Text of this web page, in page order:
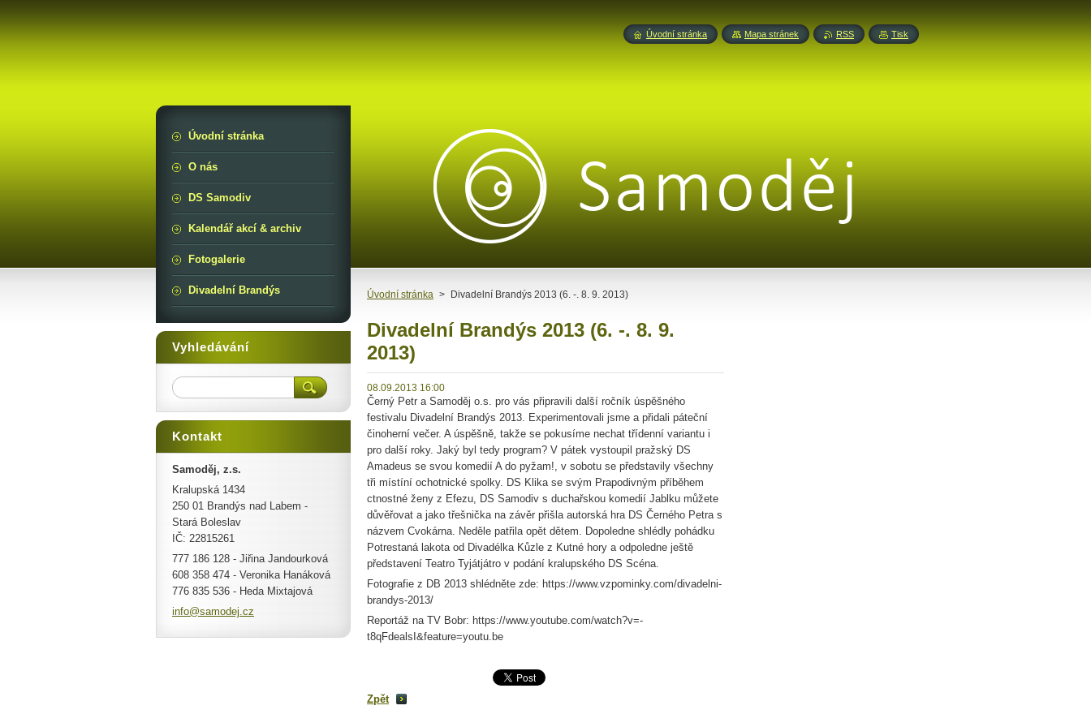
Úvodní stránka > Divadelní Brandýs 2013 (6. -. 8. 9. 2013)
Divadelní Brandýs 2013 (6. -. 8. 9.
2013)
08.09.2013 16:00
Černý Petr a Samoděj o.s. pro vás připravili další ročník úspěšného
festivalu Divadelní Brandýs 2013. Experimentovali jsme a přidali páteční
činoherní večer. A úspěšně, takže se pokusíme nechat třídenní variantu i
pro další roky. Jaký byl tedy program? V pátek vystoupil pražský DS
Amadeus se svou komedií A do pyžam!, v sobotu se představily všechny
tři místíní ochotnické spolky. DS Klika se svým Prapodivným příběhem
ctnostné ženy z Efezu, DS Samodiv s duchařskou komedií Jablku můžete
důvěřovat a jako třešnička na závěr přišla autorská hra DS Černého Petra s
názvem Cvokárna. Neděle patřila opět dětem. Dopoledne shlédly pohádku
Potrestaná lakota od Divadélka Kůzle z Kutné hory a odpoledne ještě
představení Teatro Tyjátjátro v podání kralupského DS Scéna.
Fotografie z DB 2013 shlédněte zde: https://www.vzpominky.com/divadelni-
brandys-2013/
Reportáž na TV Bobr: https://www.youtube.com/watch?v=-
t8qFdealsI&feature=youtu.be
Zpět
Úvodní stránka
O nás
DS Samodiv
Kalendář akcí & archiv
Fotogalerie
Divadelní Brandýs
Vyhledávání
Kontakt
Samoděj, z.s.
Kralupská 1434
250 01 Brandýs nad Labem -
Stará Boleslav
IČ: 22815261
777 186 128 - Jiřina Jandourková
608 358 474 - Veronika Hanáková
776 835 536 - Heda Mixtajová
info@samodej.cz
Úvodní stránka Mapa stránek RSS Tisk